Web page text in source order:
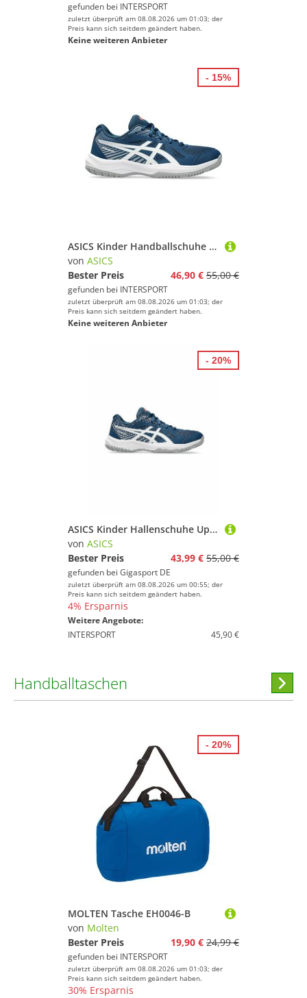
gefunden bei INTERSPORT
zuletzt überprüft am 08.08.2026 um 01:03; der
Preis kann sich seitdem geändert haben.
Keine weiteren Anbieter
ASICS Kinder Handballschuhe UPCOURT 6 GS
von ASICS
Bester Preis
46,90 € 55,00 €
gefunden bei INTERSPORT
zuletzt überprüft am 08.08.2026 um 01:03; der
Preis kann sich seitdem geändert haben.
Keine weiteren Anbieter
- 15%
ASICS Kinder Hallenschuhe Upcourt 6 GS blau | 32 1/2
von ASICS
Bester Preis
43,99 € 55,00 €
gefunden bei Gigasport DE
zuletzt überprüft am 08.08.2026 um 00:55; der
Preis kann sich seitdem geändert haben.
4% Ersparnis
Weitere Angebote:
INTERSPORT
45,90 €
- 20%
Handballtaschen
MOLTEN Tasche EH0046-B
von Molten
Bester Preis
19,90 € 24,99 €
gefunden bei INTERSPORT
zuletzt überprüft am 08.08.2026 um 01:03; der
Preis kann sich seitdem geändert haben.
30% Ersparnis
- 20%